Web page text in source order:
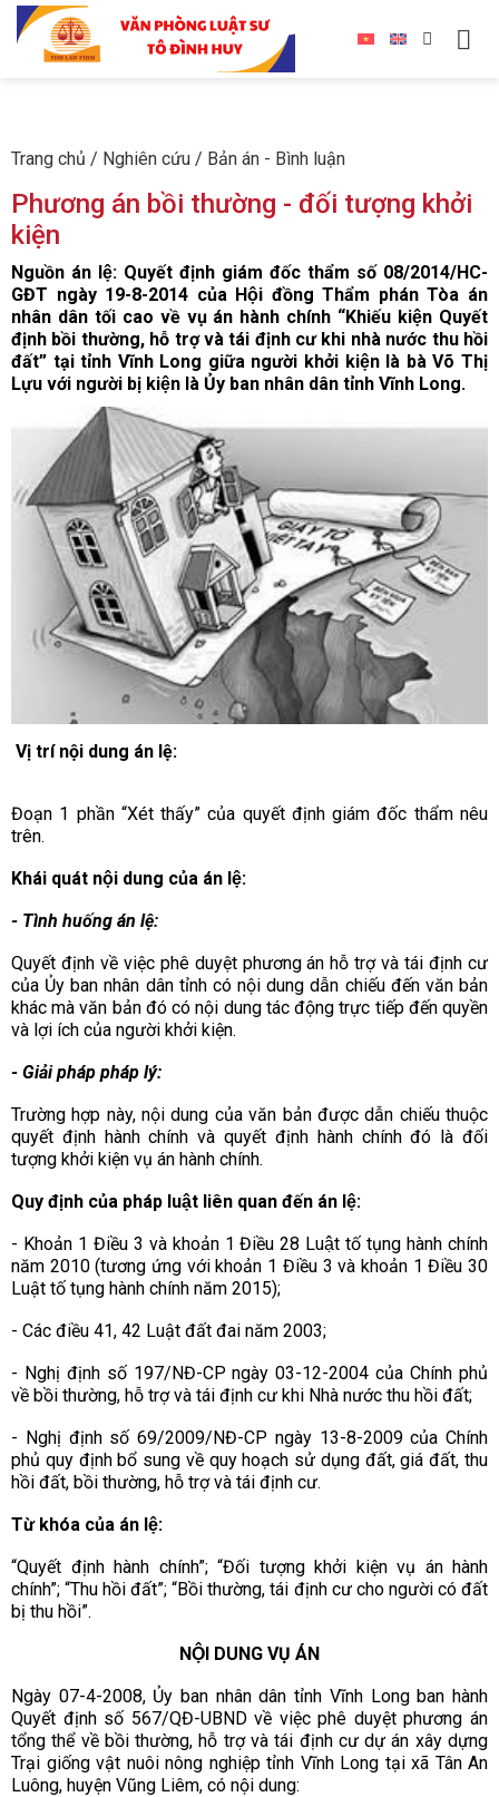
Trang chủ / Nghiên cứu / Bản án - Bình luận
Phương án bồi thường - đối tượng khởi
kiện
Nguồn án lệ: Quyết định giám đốc thẩm số 08/2014/HC-
GĐT ngày 19-8-2014 của Hội đồng Thẩm phán Tòa án
nhân dân tối cao về vụ án hành chính “Khiếu kiện Quyết
định bồi thường, hỗ trợ và tái định cư khi nhà nước thu hồi
đất” tại tỉnh Vĩnh Long giữa người khởi kiện là bà Võ Thị
Lựu với người bị kiện là Ủy ban nhân dân tỉnh Vĩnh Long.
Vị trí nội dung án lệ:
Đoạn 1 phần “Xét thấy” của quyết định giám đốc thẩm nêu
trên.
Khái quát nội dung của án lệ:
- Tình huống án lệ:
Quyết định về việc phê duyệt phương án hỗ trợ và tái định cư
của Ủy ban nhân dân tỉnh có nội dung dẫn chiếu đến văn bản
khác mà văn bản đó có nội dung tác động trực tiếp đến quyền
và lợi ích của người khởi kiện.
- Giải pháp pháp lý:
Trường hợp này, nội dung của văn bản được dẫn chiếu thuộc
quyết định hành chính và quyết định hành chính đó là đối
tượng khởi kiện vụ án hành chính.
Quy định của pháp luật liên quan đến án lệ:
- Khoản 1 Điều 3 và khoản 1 Điều 28 Luật tố tụng hành chính
năm 2010(tương ứng vớikhoản 1 Điều 3 và khoản 1 Điều 30
Luật tố tụng hành chính năm 2015);
- Các điều 41, 42 Luật đất đai năm 2003;
- Nghị định số 197/NĐ-CP ngày 03-12-2004 của Chính phủ
về bồi thường, hỗ trợ và tái định cư khi Nhà nước thu hồi đất;
- Nghị định số 69/2009/NĐ-CP ngày 13-8-2009 của Chính
phủ quy định bổ sung về quy hoạch sử dụng đất, giá đất, thu
hồi đất, bồi thường, hỗ trợ và tái định cư.
Từ khóa của án lệ:
“Quyết định hành chính”; “Đối tượng khởi kiện vụ án hành
chính”; “Thu hồi đất”; “Bồi thường, tái định cư cho người có đất
bị thu hồi”.
NỘI DUNG VỤ ÁN
Ngày 07-4-2008, Ủy ban nhân dân tỉnh Vĩnh Long ban hành
Quyết định số 567/QĐ-UBND về việc phê duyệt phương án
tổng thể về bồi thường, hỗ trợ và tái định cư dự án xây dựng
Trại giống vật nuôi nông nghiệp tỉnh Vĩnh Long tại xã Tân An
Luông, huyện Vũng Liêm, có nội dung: